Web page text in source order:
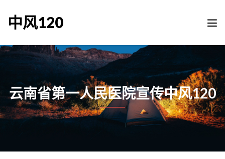
中风120
云南省第一人民医院宣传中风120